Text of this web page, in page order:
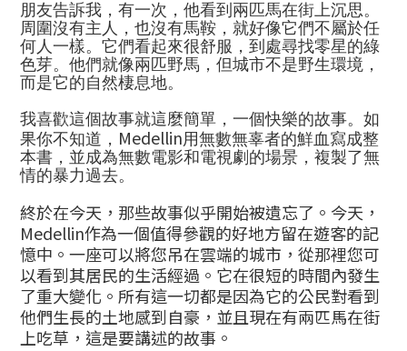
朋友告訴我，有一次，他看到兩匹馬在街上沉思。
周圍沒有主人，也沒有馬鞍，就好像它們不屬於任
何人一樣。它們看起來很舒服，到處尋找零星的綠
色芽。他們就像兩匹野馬，但城市不是野生環境，
而是它的自然棲息地。
我喜歡這個故事就這麼簡單，一個快樂的故事。如
果你不知道， Medellin用無數無辜者的鮮血寫成整
本書，並成為無數電影和電視劇的場景，複製了無
情的暴力過去。
終於在今天，那些故事似乎開始被遺忘了。今天，
Medellin作為一個值得參觀的好地方留在遊客的記
憶中。一座可以將您吊在雲端的城市，從那裡您可
以看到其居民的生活經過。它在很短的時間內發生
了重大變化。所有這一切都是因為它的公民對看到
他們生長的土地感到自豪，並且現在有兩匹馬在街
上吃草，這是要講述的故事。